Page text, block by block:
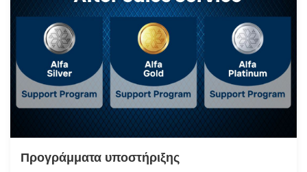
Προγράμματα υποστήριξης